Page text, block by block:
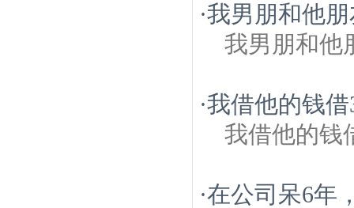
·我男朋和他
我男朋和他
·我借他的钱借
我借他的钱
·在公司呆6年